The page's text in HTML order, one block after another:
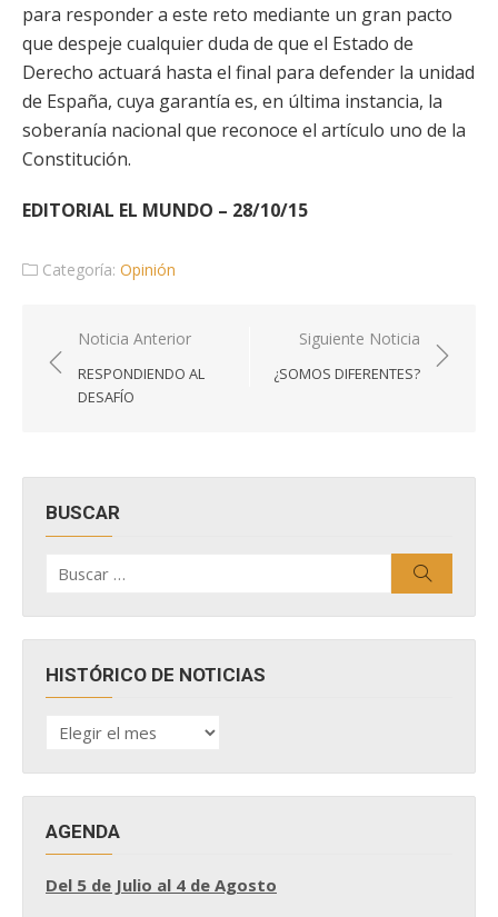
para responder a este reto mediante un gran pacto
que despeje cualquier duda de que el Estado de
Derecho actuará hasta el final para defender la unidad
de España, cuya garantía es, en última instancia, la
soberanía nacional que reconoce el artículo uno de la
Constitución.
EDITORIAL EL MUNDO – 28/10/15
Categoría: Opinión
Navegación
de
entradas
Noticia Anterior
RESPONDIENDO AL
DESAFÍO
Siguiente Noticia
¿SOMOS DIFERENTES?
BUSCAR
por:
HISTÓRICO DE NOTICIAS
HISTÓRICO
DE
AGENDA
Del 5 de Julio al 4 de Agosto